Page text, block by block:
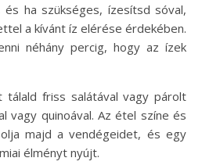
ha szükséges, ízesítsd sóval,
a kívánt íz elérése érdekében.
néhány percig, hogy az ízek
tálald friss salátával vagy párolt
vagy quinoával. Az étel színe és
majd a vendégeidet, és egy
élményt nyújt.